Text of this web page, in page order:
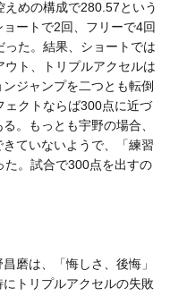
めの構成で280.57という
ートで2回、フリーで4回
た。結果、ショートでは
ト、トリプルアクセルは
ジャンプを二つとも転倒
ェクトならば300点に近づ
。もっとも宇野の場合、
ていないようで、「練習
た。試合で300点を出すの
磨は、「悔しさ、後悔」
トリプルアクセルの失敗